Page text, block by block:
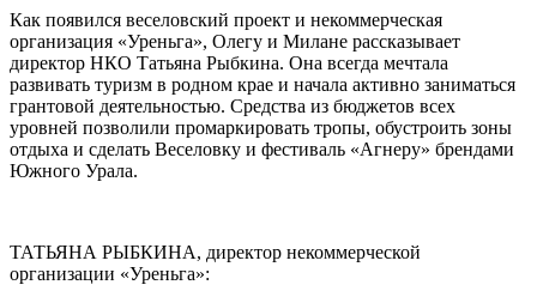
Как появился веселовский проект и некоммерческая
организация «Уреньга», Олегу и Милане рассказывает
директор НКО Татьяна Рыбкина. Она всегда мечтала
развивать туризм в родном крае и начала активно заниматься
грантовой деятельностью. Средства из бюджетов всех
уровней позволили промаркировать тропы, обустроить зоны
отдыха и сделать Веселовку и фестиваль «Агнеру» брендами
Южного Урала.
ТАТЬЯНА РЫБКИНА, директор некоммерческой
организации «Уреньга»: